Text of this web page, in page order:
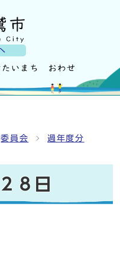
委員会 過年度分
８日